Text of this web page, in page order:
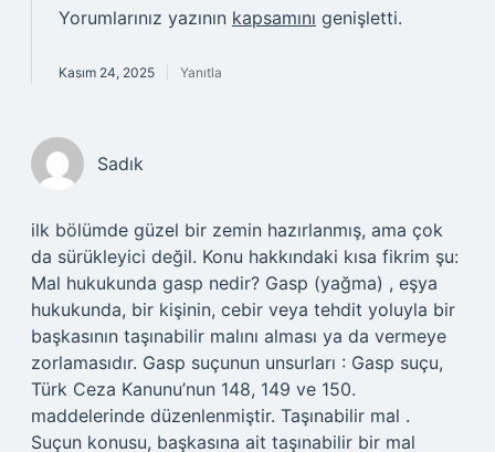
Yorumlarınız yazının kapsamını genişletti.
Kasım 24, 2025 Yanıtla
Sadık
ilk bölümde güzel bir zemin hazırlanmış, ama çok
da sürükleyici değil. Konu hakkındaki kısa fikrim şu:
Mal hukukunda gasp nedir? Gasp (yağma) , eşya
hukukunda, bir kişinin, cebir veya tehdit yoluyla bir
başkasının taşınabilir malını alması ya da vermeye
zorlamasıdır. Gasp suçunun unsurları : Gasp suçu,
Türk Ceza Kanunu’nun 148, 149 ve 150.
maddelerinde düzenlenmiştir. Taşınabilir mal .
Suçun konusu, başkasına ait taşınabilir bir mal